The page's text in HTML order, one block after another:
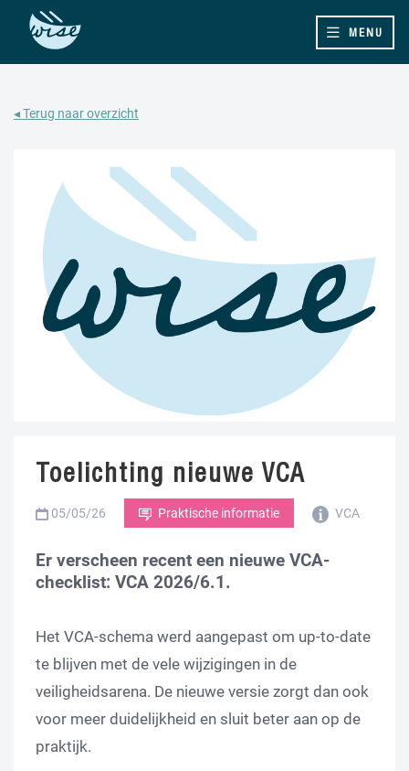
MENU
◂ Terug naar overzicht
Toelichting nieuwe VCA
05/05/26 Praktische informatie VCA
Er verscheen recent een nieuwe VCA-
checklist: VCA 2026/6.1.
Het VCA-schema werd aangepast om up-to-date
te blijven met de vele wijzigingen in de
veiligheidsarena. De nieuwe versie zorgt dan ook
voor meer duidelijkheid en sluit beter aan op de
praktijk.